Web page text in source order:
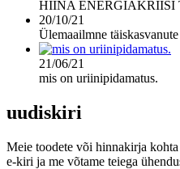
HIINA ENERGIAKRIISI
20/10/21
Ülemaailmne
21/06/21
mis on uriinipidamatus.
uudiskiri
Meie toodete või hinnakirja
e-kiri ja me võtame teiega